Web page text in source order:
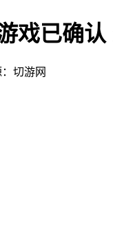
戏已确认
切游网